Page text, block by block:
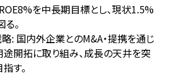
を中長期目標とし、現状1.5%
。
: 国内外企業とのM&A・提携を通じ
途開拓に取り組み、成長の天井を突
す。